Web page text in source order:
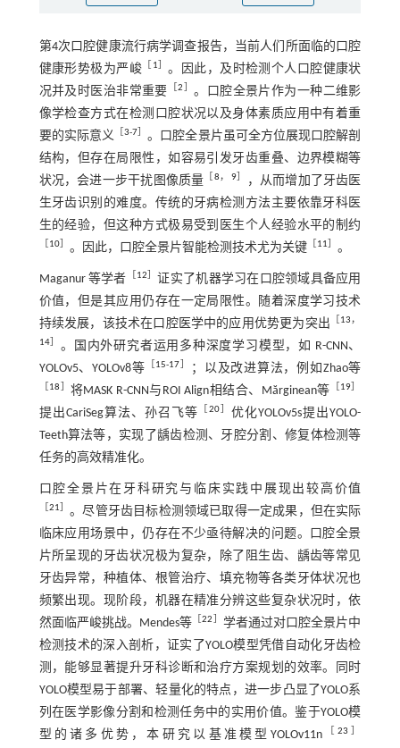
第4次口腔健康流行病学调查报告，当前人们所面临的口腔
健康形势极为严峻
1
。因此，及时检测个人口腔健康状
况并及时医治非常重要 ［2
。口腔全景片作为一种二维影
像学检查方式在检测口腔状况以及身体素质应用中有着重
要的实际意义 ［3-7
。口腔全景片虽可全方位展现口腔解剖
结构，但存在局限性，如容易引发牙齿重叠、边界模糊等
状况，会进一步干扰图像质量
8，9
，从而增加了牙齿医
生牙齿识别的难度。传统的牙病检测方法主要依靠牙科医
生的经验，但这种方式极易受到医生个人经验水平的制约
10］ 。因此，口腔全景片智能检测技术尤为关键［ 11 。
Maganur 等学者 12 ］证实了机器学习在口腔领域具备应用
价值，但是其应用仍存在一定局限性。随着深度学习技术
持续发展，该技术在口腔医学中的应用优势更为突出
13，
14］ 。国内外研究者运用多种深度学习模型，如 R-CNN、
YOLOv5、YOLOv8等
15-17 ；以及改进算法，例如Zhao等
18 将MASK R-CNN与ROI Align相结合、Mărginean等 19］
提出CariSeg算法、孙召飞等 ［20 ］优化YOLOv5s提出YOLO-
Teeth算法等，实现了龋齿检测、牙腔分割、修复体检测等
任务的高效精准化。
口腔全景片在牙科研究与临床实践中展现出较高价值
21
。尽管牙齿目标检测领域已取得一定成果，但在实际
临床应用场景中，仍存在不少亟待解决的问题。口腔全景
片所呈现的牙齿状况极为复杂，除了阻生齿、龋齿等常见
牙齿异常，种植体、根管治疗、填充物等各类牙体状况也
频繁出现。现阶段，机器在精准分辨这些复杂状况时，依
然面临严峻挑战。Mendes等 ［22
学者通过对口腔全景片中
检测技术的深入剖析，证实了YOLO模型凭借自动化牙齿检
测，能够显著提升牙科诊断和治疗方案规划的效率。同时
YOLO模型易于部署、轻量化的特点，进一步凸显了YOLO系
列在医学影像分割和检测任务中的实用价值。鉴于YOLO模
型的诸多优势，本研究以基准模型YOLOv11n［23